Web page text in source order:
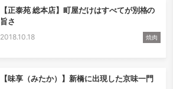
【正泰苑 総本店】町屋だけはすべてが別格の
旨さ
2018.10.18 焼肉
【味享（みたか）】新橋に出現した京味一門